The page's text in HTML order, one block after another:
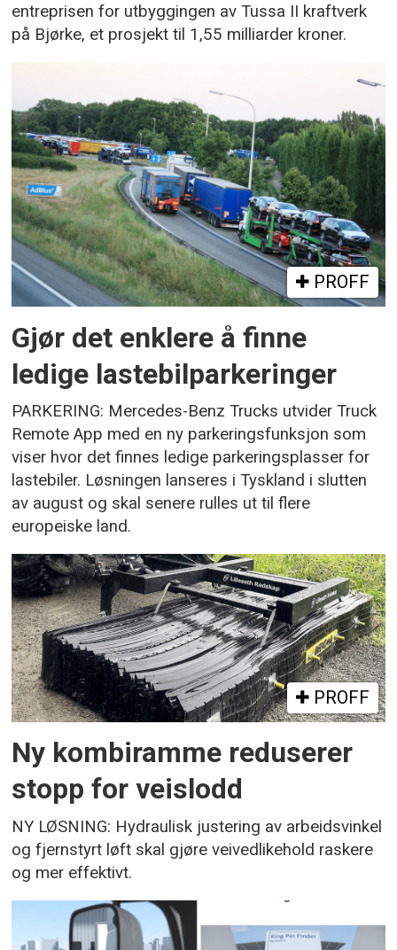
entreprisen for utbyggingen av Tussa II kraftverk
på Bjørke, et prosjekt til 1,55 milliarder kroner.
PROFF
Gjør det enklere å finne
ledige lastebilparkeringer
PARKERING: Mercedes-Benz Trucks utvider Truck
Remote App med en ny parkeringsfunksjon som
viser hvor det finnes ledige parkeringsplasser for
lastebiler. Løsningen lanseres i Tyskland i slutten
av august og skal senere rulles ut til flere
europeiske land.
PROFF
Ny kombiramme reduserer
stopp for veislodd
NY LØSNING: Hydraulisk justering av arbeidsvinkel
og fjernstyrt løft skal gjøre veivedlikehold raskere
og mer effektivt.